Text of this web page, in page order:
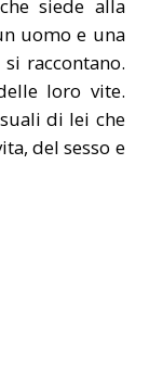
siede alla
uomo e una
raccontano.
loro vite.
di lei che
del sesso e